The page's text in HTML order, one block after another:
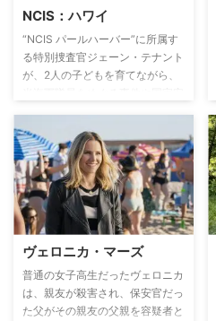
ないから再び執刀したい」と願っ
たことで、サムの人生は一変す
る。
NCIS：ハワイ
“NCIS パールハーバー”に所属す
る特別捜査官ジェーン・テナント
が、2人の子どもを育てながら、
包まれているハワイという島が関
わる重大事件などの解決に奔走す
る。
ヴェロニカ・マーズ
普通の女子高生だったヴェロニカ
は、親友が殺害され、保安官だっ
た父がその親友の父親を容疑者と